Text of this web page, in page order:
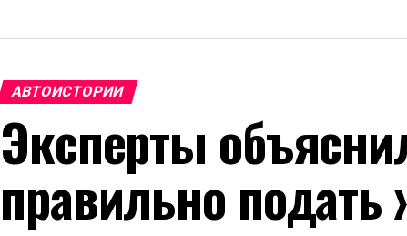
АВТОИСТОРИИ
Эксперты
правильно подать